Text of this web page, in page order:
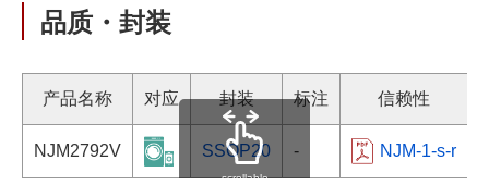
品质・封装
产品名称 对应 封装 标注 信赖性
NJM2792V SSOP20 - NJM-1-s-r
scrollable